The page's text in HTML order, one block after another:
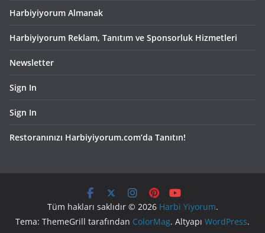
Harbiyiyorum Almanak
Harbiyiyorum Reklam, Tanıtım ve Sponsorluk Hizmetleri
Newsletter
Sign In
Sign In
Restoranınızı Harbiyiyorum.com’da Tanıtın!
Tüm hakları saklıdır © 2026 Harbi Yiyorum.
Tema: ThemeGrill tarafından ColorMag. Altyapı WordPress.